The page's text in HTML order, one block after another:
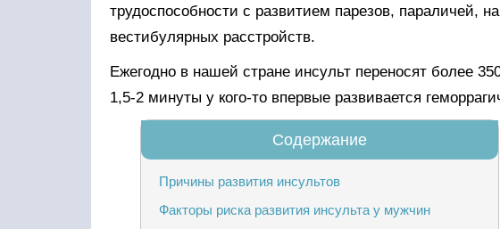
трудоспособности с развитием парезов, параличей,
вестибулярных расстройств.
Ежегодно в нашей стране инсульт переносят более
1,5-2 минуты у кого-то впервые развивается
Причины развития инсультов
Факторы риска развития инсульта у мужчин